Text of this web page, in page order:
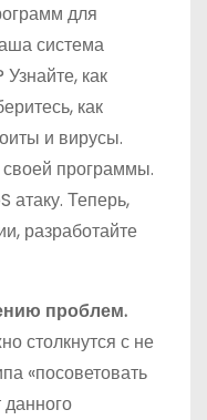
для
система
Узнайте, как
как
и вирусы.
своей программы.
атаку. Теперь,
разработайте
проблем.
столкнутся с не
«посоветовать